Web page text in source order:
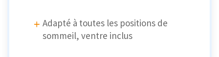
Adapté à toutes les positions de
sommeil, ventre inclus